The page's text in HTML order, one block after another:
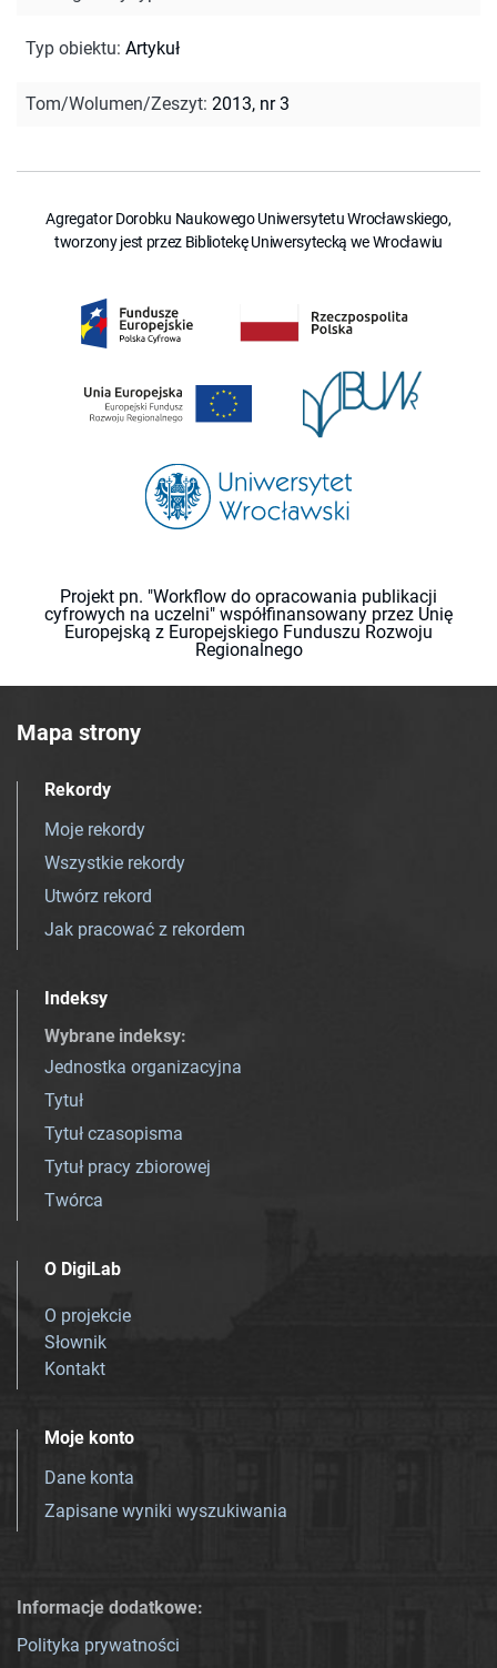
Typ obiektu: Artykuł
Tom/Wolumen/Zeszyt: 2013, nr 3
Agregator Dorobku Naukowego Uniwersytetu Wrocławskiego,
tworzony jest przez Bibliotekę Uniwersytecką we Wrocławiu
Projekt pn. "Workflow do opracowania publikacji
cyfrowych na uczelni" współfinansowany przez Unię
Europejską z Europejskiego Funduszu Rozwoju
Regionalnego
Mapa strony
Rekordy
Moje rekordy
Wszystkie rekordy
Utwórz rekord
Jak pracować z rekordem
Indeksy
Wybrane indeksy:
Jednostka organizacyjna
Tytuł
Tytuł czasopisma
Tytuł pracy zbiorowej
Twórca
O DigiLab
O projekcie
Słownik
Kontakt
Moje konto
Dane konta
Zapisane wyniki wyszukiwania
Informacje dodatkowe:
Polityka prywatności